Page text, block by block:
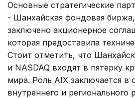
Основные стратегические
- Шанхайская фондовая
заключено акционерное
которая предоставила
Стоит отметить, что
и NASDAQ входят в пятерку
мира. Роль AIX заключается в
внутреннего и регионального